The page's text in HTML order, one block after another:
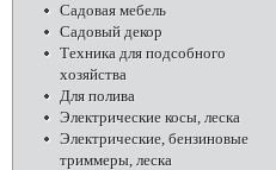
Садовая мебель
Садовый декор
Техника для подсобного
хозяйства
Для полива
Электрические косы, леска
Электрические, бензиновые
триммеры, леска